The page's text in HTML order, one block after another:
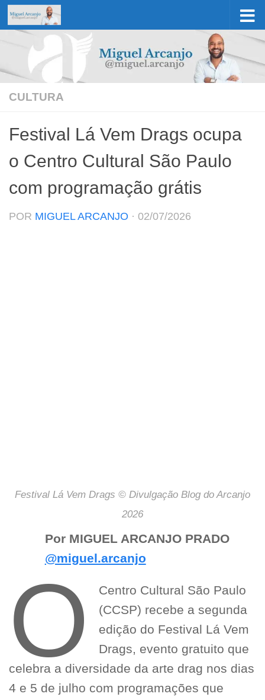
Skip to content
CULTURA
Festival Lá Vem Drags ocupa
o Centro Cultural São Paulo
com programação grátis
POR MIGUEL ARCANJO · 02/07/2026
Festival Lá Vem Drags © Divulgação Blog do Arcanjo
2026
Por MIGUEL ARCANJO PRADO
@miguel.arcanjo
O
Centro Cultural São Paulo
(CCSP) recebe a segunda
edição do Festival Lá Vem
Drags, evento gratuito que
celebra a diversidade da arte drag nos dias
4 e 5 de julho com programações que